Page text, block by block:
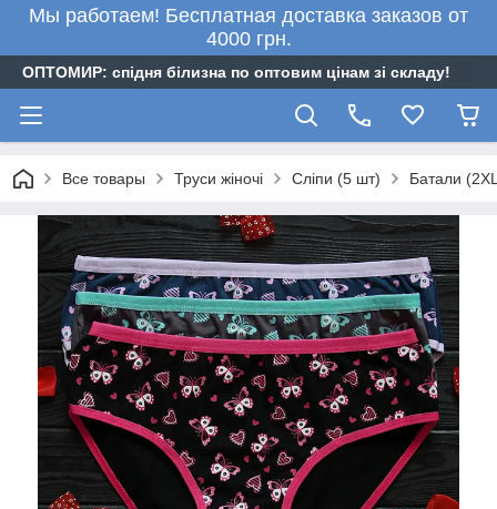
Мы работаем! Бесплатная доставка заказов от
4000 грн.
ОПТОМИР: спідня білизна по оптовим цінам зі складу!
Все товары Труси жіночі Сліпи (5 шт) Батали